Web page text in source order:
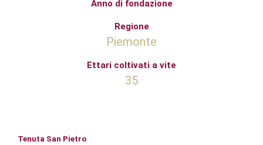
Anno di fondazione
Regione
Piemonte
Ettari coltivati a vite
35
Tenuta San Pietro